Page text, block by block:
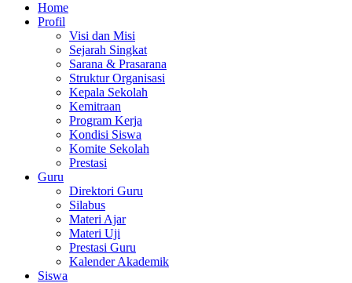
Home
Profil
Visi dan Misi
Sejarah Singkat
Sarana & Prasarana
Struktur Organisasi
Kepala Sekolah
Kemitraan
Program Kerja
Kondisi Siswa
Komite Sekolah
Prestasi
Guru
Direktori Guru
Silabus
Materi Ajar
Materi Uji
Prestasi Guru
Kalender Akademik
Siswa